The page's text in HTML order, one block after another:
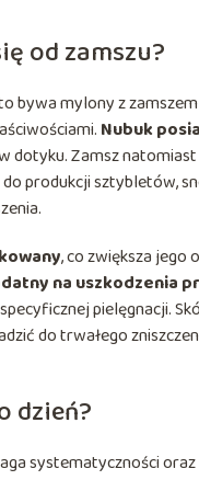
od zamszu?
bywa mylony z
Nubuk
dotyku. Zamsz
produkcji sztybletów,
, co zwiększa jego
na uszkodzenia
pielęgnacji.
do trwałego
dzień?
systematyczności